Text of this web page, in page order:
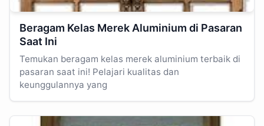
Beragam Kelas Merek Aluminium di Pasaran
Saat Ini
Temukan beragam kelas merek aluminium terbaik di
pasaran saat ini! Pelajari kualitas dan
keunggulannya yang